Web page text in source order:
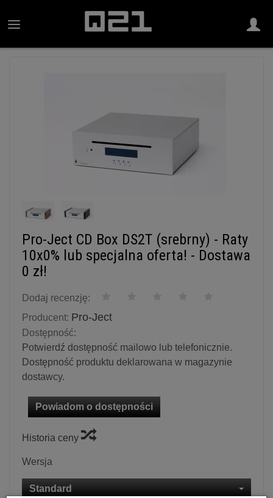
Pro-Ject CD Box DS2T (srebrny) - Raty
10x0% lub specjalna oferta! - Dostawa
0 zł!
Dodaj recenzję:
Producent: Pro-Ject
Dostępność:
Potwierdź dostępność mailowo lub telefonicznie.
Dostępność produktu deklarowana w magazynie
dostawcy.
Powiadom o dostępności
Historia ceny
Wersja
Standard